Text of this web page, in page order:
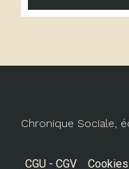
Chronique Sociale,
CGU - CGV Cookies